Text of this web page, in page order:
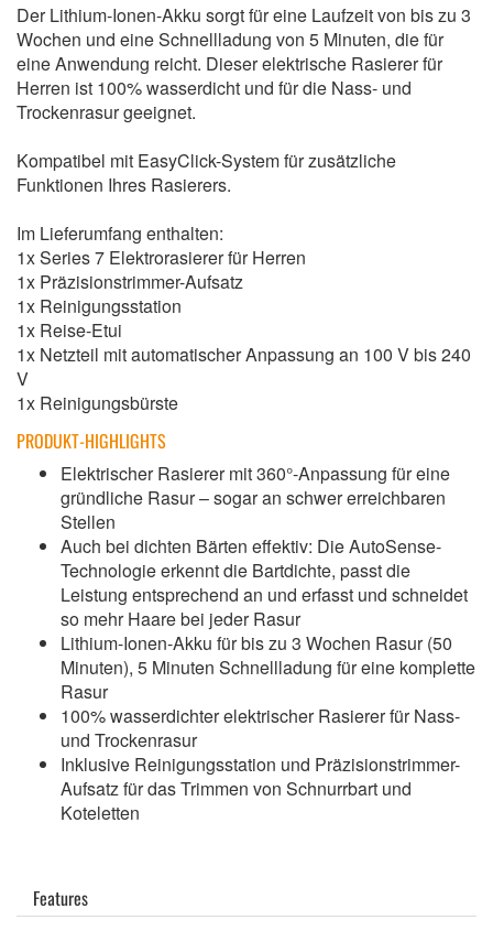
Der Lithium-Ionen-Akku sorgt für eine Laufzeit von bis zu 3
Wochen und eine Schnellladung von 5 Minuten, die für
eine Anwendung reicht. Dieser elektrische Rasierer für
Herren ist 100% wasserdicht und für die Nass- und
Trockenrasur geeignet.
Kompatibel mit EasyClick-System für zusätzliche
Funktionen Ihres Rasierers.
Im Lieferumfang enthalten:
1x Series 7 Elektrorasierer für Herren
1x Präzisionstrimmer-Aufsatz
1x Reinigungsstation
1x Reise-Etui
1x Netzteil mit automatischer Anpassung an 100 V bis 240
V
1x Reinigungsbürste
PRODUKT-HIGHLIGHTS
Elektrischer Rasierer mit 360°-Anpassung für eine
gründliche Rasur – sogar an schwer erreichbaren
Stellen
Auch bei dichten Bärten effektiv: Die AutoSense-
Technologie erkennt die Bartdichte, passt die
Leistung entsprechend an und erfasst und schneidet
so mehr Haare bei jeder Rasur
Lithium-Ionen-Akku für bis zu 3 Wochen Rasur (50
Minuten), 5 Minuten Schnellladung für eine komplette
Rasur
100% wasserdichter elektrischer Rasierer für Nass-
und Trockenrasur
Inklusive Reinigungsstation und Präzisionstrimmer-
Aufsatz für das Trimmen von Schnurrbart und
Koteletten
Features